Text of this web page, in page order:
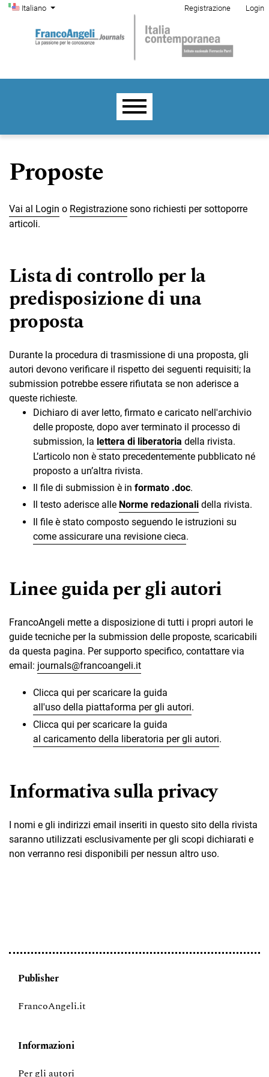
Salta al menu principale di navigazione
Salta al contenuto principale
Salta al piè di pagina del sito
Cambia la lingua. La lingua corrente è:
Italiano
Menu di amministrazione
Registrazione Login
Menu principale
Proposte
Vai al Login o Registrazione sono richiesti per sottoporre
articoli.
Lista di controllo per la
predisposizione di una
proposta
Durante la procedura di trasmissione di una proposta, gli
autori devono verificare il rispetto dei seguenti requisiti; la
submission potrebbe essere rifiutata se non aderisce a
queste richieste.
Dichiaro di aver letto, firmato e caricato nell'archivio
delle proposte, dopo aver terminato il processo di
submission, la lettera di liberatoria della rivista.
L’articolo non è stato precedentemente pubblicato né
proposto a un’altra rivista.
Il file di submission è in formato .doc.
Il testo aderisce alle Norme redazionali della rivista.
Il file è stato composto seguendo le istruzioni su
come assicurare una revisione cieca.
Linee guida per gli autori
FrancoAngeli mette a disposizione di tutti i propri autori le
guide tecniche per la submission delle proposte, scaricabili
da questa pagina. Per supporto specifico, contattare via
email: journals@francoangeli.it
Clicca qui per scaricare la guida
all'uso della piattaforma per gli autori.
Clicca qui per scaricare la guida
al caricamento della liberatoria per gli autori.
Informativa sulla privacy
I nomi e gli indirizzi email inseriti in questo sito della rivista
saranno utilizzati esclusivamente per gli scopi dichiarati e
non verranno resi disponibili per nessun altro uso.
Publisher
FrancoAngeli.it
Informazioni
Per gli autori